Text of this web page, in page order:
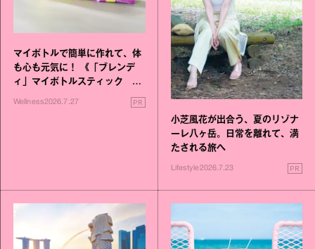
マイボトルで簡単に作れて、体
も心も元気に！ 《「ブレンデ
ィ」マイボトルスティック い
いこと毎日》シリーズが誕生
Wellness2026.7.27 PR
小芝風花が出合う、夏のリゾナ
ーレ八ヶ岳。日常を離れて、満
たされる旅へ
Lifestyle2026.7.23 PR